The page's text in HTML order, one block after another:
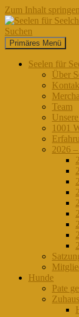
Zum Inhalt springen
Seelen
Suchen
Primäres Menü
Seelen für
Über
Team
1001
2026
Hunde
Pate